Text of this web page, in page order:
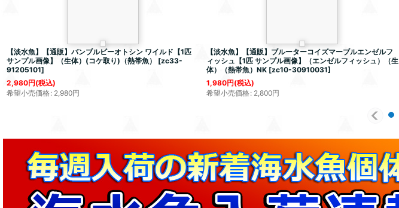
【淡水魚】【通販】バンブルビーオトシン ワイルド【1匹
サンプル画像】（生体）(コケ取り)（熱帯魚）
[zc33-
91205101]
2,980円(税込)
希望小売価格: 2,980円
【淡水魚】【通販】ブルーターコイズマーブルエンゼルフ
ィッシュ【1匹 サンプル画像】（エンゼルフィッシュ）（生
体）（熱帯魚）NK [zc10-30910031]
1,980円(税込)
希望小売価格: 2,800円